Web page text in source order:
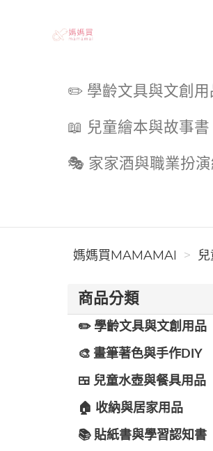
✏️ 學齡文具與文創用
📖 兒童繪本與故事書
🎭 家家酒與職業扮演
媽媽買MAMAMAI
商品分類
✏️ 學齡文具與文創用品
🎨 畫筆著色與手作DIY
🍱 兒童水壺與餐具用品
🏠 收納與居家用品
📚 貼紙書與學習認知書